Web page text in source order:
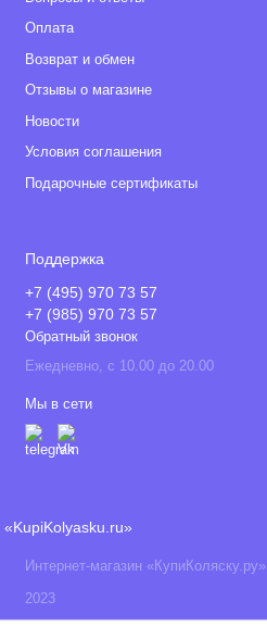
Оплата
Возврат и обмен
Отзывы о магазине
Новости
Условия соглашения
Подарочные сертификаты
Поддержка
+7 (495) 970 73 57
+7 (985) 970 73 57
Обратный звонок
Ежедневно, с 10.00 до 20.00
Мы в сети
«KupiKolyasku.ru»
Интернет-магазин «КупиКоляску.ру»
2023